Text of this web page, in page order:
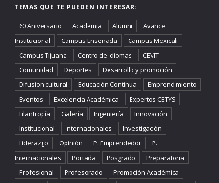
TEMAS QUE TE PUEDEN INTERESAR:
60 Aniversario Academia Alumni
Avance
Institucional
Campus Ensenada
Campus Mexicali
Campus Tijuana
Centro de Idiomas
CEVIT
Comunidad
Deportes
Desarrollo y promoción
Difusion cultural
Educación Continua
Emprendimiento
Eventos
Excelencia Académica
Expertos CETYS
Filantropía
Galería Ingeniería
Innovación
Institucional
Internacionales
Investigación
Liderazgo
Opinión P. Emprendedor
P.
Internacionales
Portada Posgrado
Preparatoria
Profesional
Profesorado
Promoción Académica